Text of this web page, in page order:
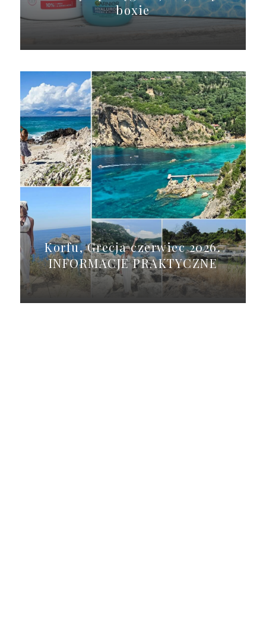
boxie
Korfu, Grecja czerwiec 2026.
INFORMACJE PRAKTYCZNE